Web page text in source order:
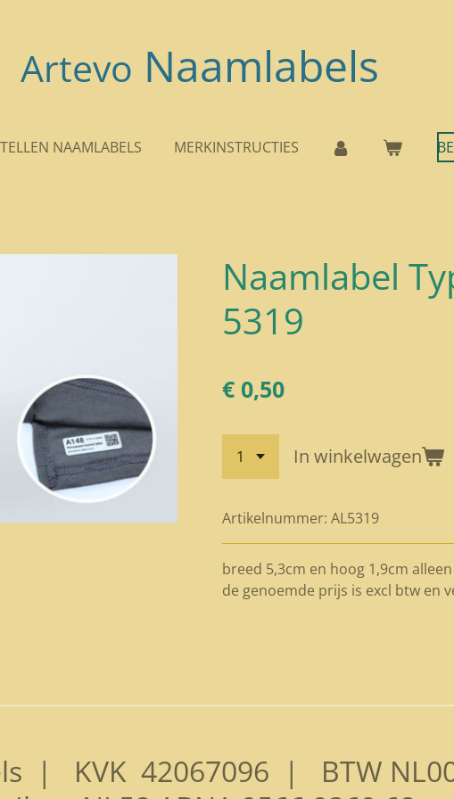
Artevo Naamlabels
NAAMLABELS MERKINSTRUCTIES
Naamlabel
5319
€ 0,50
In winkelwagen
Artikelnummer: AL5319
breed 5,3cm en hoog 1,9cm
de genoemde prijs is excl btw en
| KVK 42067096 | BTW